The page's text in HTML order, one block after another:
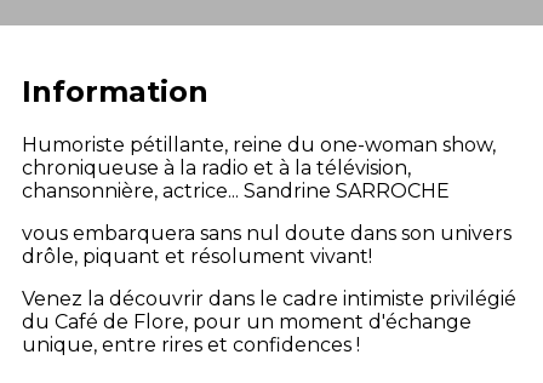
Information
Humoriste pétillante, reine du one-woman show,
chroniqueuse à la radio et à la télévision,
chansonnière, actrice... Sandrine SARROCHE
vous embarquera sans nul doute dans son univers
drôle, piquant et résolument vivant!
Venez la découvrir dans le cadre intimiste privilégié
du Café de Flore, pour un moment d'échange
unique, entre rires et confidences !